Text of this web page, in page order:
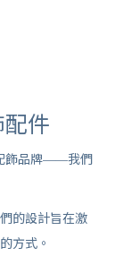
件
飾品牌——我們
的設計旨在激
方式。